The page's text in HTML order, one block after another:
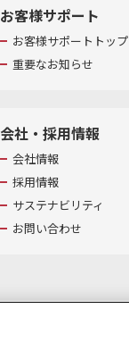
お客様サポート
お客様サポートトップ
重要なお知らせ
会社・採用情報
会社情報
採用情報
サステナビリティ
お問い合わせ